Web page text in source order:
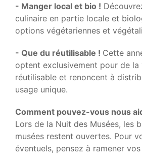
- Manger local et bio !
culinaire en partie locale et
options végétariennes et
- Que du réutilisable ! Cette
optent exclusivement pour de la
réutilisable et renoncent à
usage unique.
Comment pouvez-vous nous
Lors de la Nuit des Musées, les
musées restent ouvertes. Pour
éventuels, pensez à ramener